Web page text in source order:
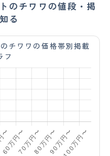
のチワワの値段・掲
る
チワワの価格帯別掲載
フ